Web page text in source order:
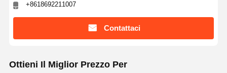
Sistema d'acqua RO UltraPuro
Sistema industriale di depurazione dell'acqua
Consumi per la depurazione dell'acqua
+8618692211007
Contattaci
Ottieni Il Miglior Prezzo Per